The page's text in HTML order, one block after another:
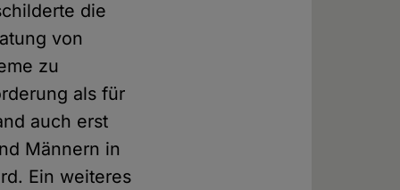
die
von
zu
als für
auch erst
Männern in
Ein weiteres